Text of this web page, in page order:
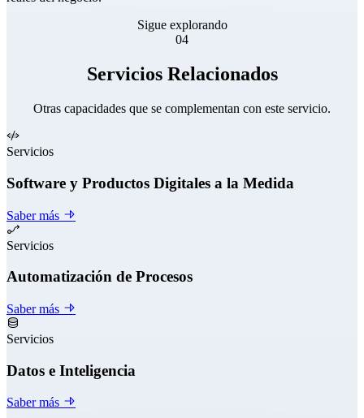
Sigue explorando
04
Servicios Relacionados
Otras capacidades que se complementan con este servicio.
Servicios
Software y Productos Digitales a la Medida
Saber más
Servicios
Automatización de Procesos
Saber más
Servicios
Datos e Inteligencia
Saber más